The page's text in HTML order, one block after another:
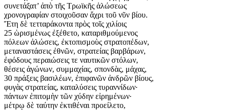
συνετάξατ’ ἀπὸ τῆς Τρωϊκῆς ἁλώσεως
χρονογραφίαν στοιχοῦσαν ἄχρι τοῦ νῦν βίου.
Ἔτη δὲ τετταράκοντα πρὸς τοῖς χιλίοις
25 ὡρισμένως ἐξέθετο, καταριθμούμενος
πόλεων ἁλώσεις, ἐκτοπισμοὺς στρατοπέδων,
μεταναστάσεις ἐθνῶν, στρατείας βαρβάρων,
ἐφόδους περαιώσεις τε ναυτικῶν στόλων,
θέσεις ἀγώνων, συμμαχίας, σπονδὰς, μάχας,
30 πράξεις βασιλέων, ἐπιφανῶν ἀνδρῶν βίους,
φυγὰς στρατείας, καταλύσεις τυραννίδων·
πάντων ἐπιτομὴν τῶν χύδην εἰρημένων·
μέτρῳ δὲ ταύτην ἐκτιθέναι προείλετο,